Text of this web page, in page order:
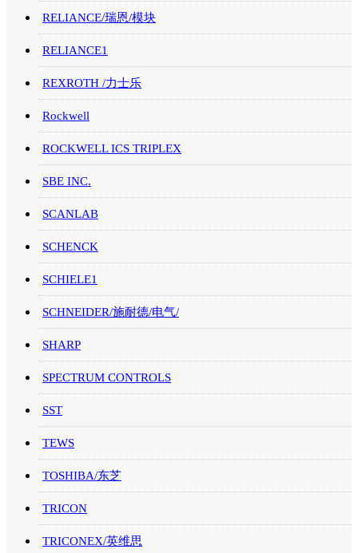
RELIANCE/瑞恩/模块
RELIANCE1
REXROTH /力士乐
Rockwell
ROCKWELL ICS TRIPLEX
SBE INC.
SCANLAB
SCHENCK
SCHIELE1
SCHNEIDER/施耐德/电气/
SHARP
SPECTRUM CONTROLS
SST
TEWS
TOSHIBA/东芝
TRICON
TRICONEX/英维思